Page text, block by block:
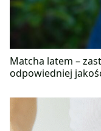
Matcha latem –
odpowiedniej